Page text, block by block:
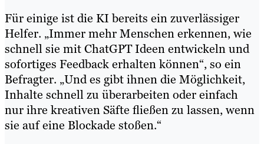
Für einige ist die KI bereits ein zuverlässiger
Helfer. „Immer mehr Menschen erkennen, wie
schnell sie mit ChatGPT Ideen entwickeln und
sofortiges Feedback erhalten können“, so ein
Befragter. „Und es gibt ihnen die Möglichkeit,
Inhalte schnell zu überarbeiten oder einfach
nur ihre kreativen Säfte fließen zu lassen, wenn
sie auf eine Blockade stoßen.“